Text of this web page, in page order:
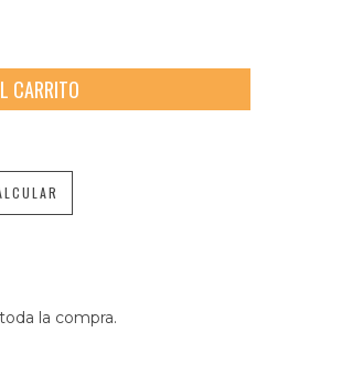
la compra.